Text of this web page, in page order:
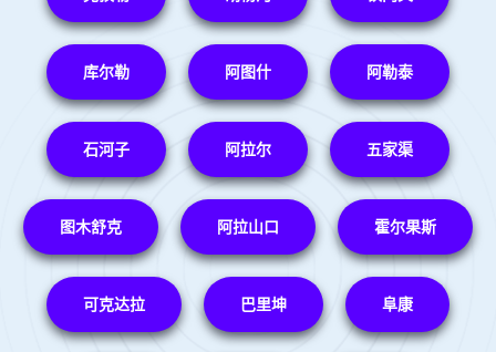
库尔勒 阿图什 阿勒泰
石河子 阿拉尔 五家渠
图木舒克 阿拉山口 霍尔果斯
可克达拉 巴里坤 阜康